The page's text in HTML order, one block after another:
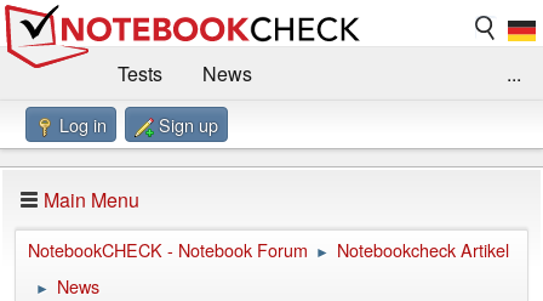
Tests
News
Benchmarks / Technik
Forum
Impressum
...
Log in Sign up
Main Menu
NotebookCHECK - Notebook Forum ► Notebookcheck Artikel
► News